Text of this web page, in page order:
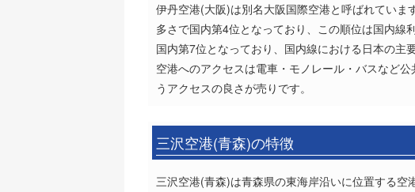
伊丹空港(大阪)は別名大阪国際空港と呼ばれてい
多さで国内第4位となっており、この順位は国内線
国内第7位となっており、国内線における日本の主
空港へのアクセスは電車・モノレール・バスなど
うアクセスの良さが売りです。
三沢空港(青森)の特徴
三沢空港(青森)は青森県の東海岸沿いに位置する空